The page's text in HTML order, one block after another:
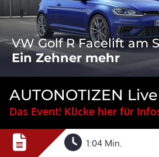
VW Golf R Facelift am
Ein Zehner mehr
AUTONOTIZEN
Das Event! Klicke hier für
1:04 Min.